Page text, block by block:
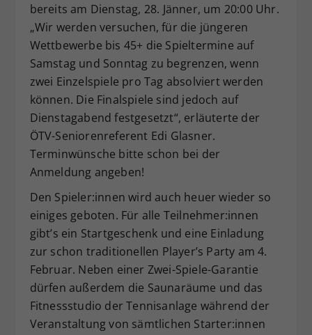
bereits am Dienstag, 28. Jänner, um 20:00 Uhr.
„Wir werden versuchen, für die jüngeren
Wettbewerbe bis 45+ die Spieltermine auf
Samstag und Sonntag zu begrenzen, wenn
zwei Einzelspiele pro Tag absolviert werden
können. Die Finalspiele sind jedoch auf
Dienstagabend festgesetzt“, erläuterte der
ÖTV-Seniorenreferent Edi Glasner.
Terminwünsche bitte schon bei der
Anmeldung angeben!
Den Spieler:innen wird auch heuer wieder so
einiges geboten. Für alle Teilnehmer:innen
gibt’s ein Startgeschenk und eine Einladung
zur schon traditionellen Player’s Party am 4.
Februar. Neben einer Zwei-Spiele-Garantie
dürfen außerdem die Saunaräume und das
Fitnessstudio der Tennisanlage während der
Veranstaltung von sämtlichen Starter:innen